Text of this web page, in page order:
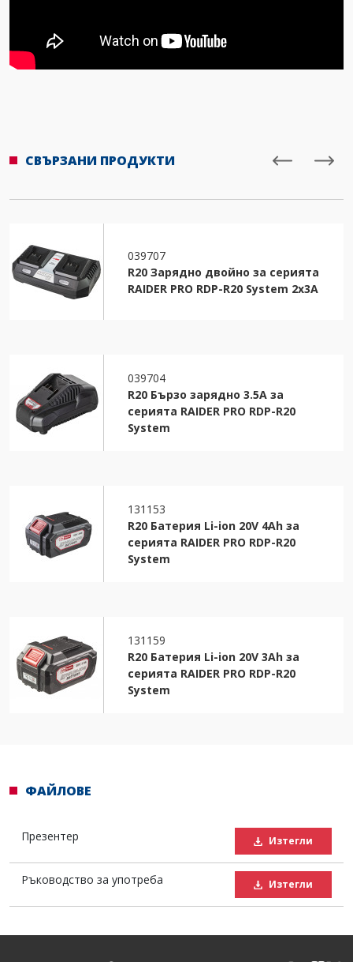
СВЪРЗАНИ ПРОДУКТИ
039707
R20 Зарядно двойно за серията
RAIDER PRO RDP-R20 System 2x3A
039704
R20 Бързо зарядно 3.5A за
серията RAIDER PRO RDP-R20
System
131153
R20 Батерия Li-ion 20V 4Ah за
серията RAIDER PRO RDP-R20
System
131159
R20 Батерия Li-ion 20V 3Ah за
серията RAIDER PRO RDP-R20
System
ФАЙЛОВЕ
Презентер Изтегли
Ръководство за употреба Изтегли